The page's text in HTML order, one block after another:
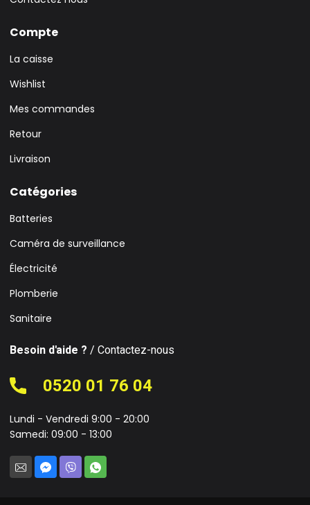
Compte
La caisse
Wishlist
Mes commandes
Retour
Livraison
Catégories
Batteries
Caméra de surveillance
Électricité
Plomberie
Sanitaire
Besoin d'aide ? / Contactez-nous
0520 01 76 04
Lundi - Vendredi 9:00 - 20:00
Samedi: 09:00 - 13:00